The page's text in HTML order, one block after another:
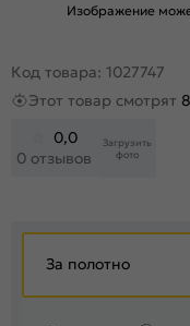
Изображение
Код товара: 1027747
Этот товар смотрят
0,0
0 отзывов
Загрузить
фото
За полотно